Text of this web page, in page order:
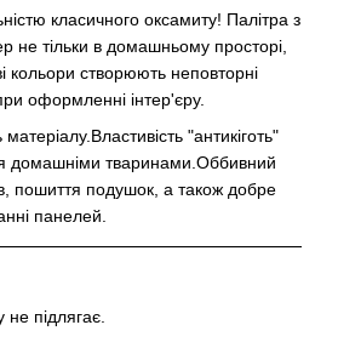
класичного оксамиту! Палітра з
не тільки в домашньому просторі,
кольори створюють неповторні
оформленні інтер'єру.
"антикіготь"
домашніми тваринами.Оббивний
пошиття подушок, а також добре
панелей.
підлягає.